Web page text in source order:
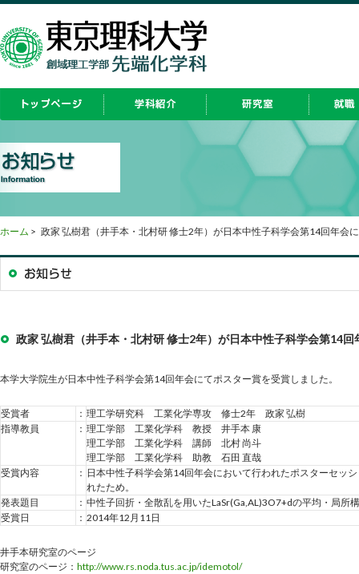
ホーム > 政家 弘樹君（井手本・北村研 修士2年）が日本中性子科学会第14回年会
政家 弘樹君（井手本・北村研 修士2年）が日本中性子科学会第14
本学大学院生が日本中性子科学会第14回年会にてポスター賞を受賞しました。
受賞者 ： 理工学研究科 工業化学専攻 修士2年 政家 弘樹
指導教員
： 理工学部 工業化学科 教授 井手本 康
理工学部 工業化学科 講師 北村 尚斗
理工学部 工業化学科 助教 石田 直哉
受賞内容
： 日本中性子科学会第14回年会において行われたポスターセッ
れたため。
発表題目
： 中性子回折・全散乱を用いたLaSr(Ga,AL)3O7+dの平均・局所
受賞日
： 2014年12月11日
井手本研究室のページ
研究室のページ： http://www.rs.noda.tus.ac.jp/idemotol/